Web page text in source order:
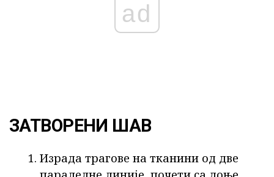
ad
ЗАТВОРЕНИ ШАВ
Израда трагове на тканини од две